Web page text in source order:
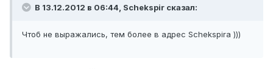
В 13.12.2012 в 06:44, Schekspir сказал:
Чтоб не выражались, тем более в адрес Schekspirа )))